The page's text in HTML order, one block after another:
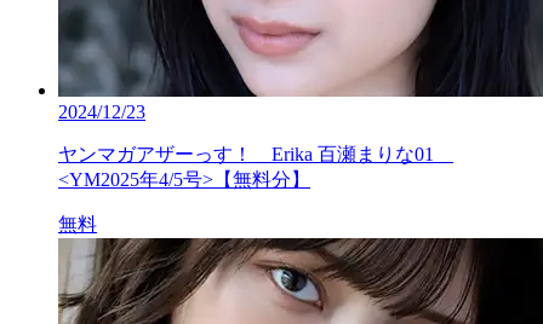
2024/12/23
ヤンマガアザーっす！ Erika 百瀬まりな01
<YM2025年4/5号>【無料分】
無料